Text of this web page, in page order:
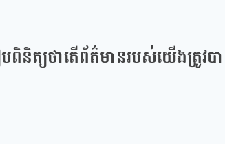
និត្យថាតើព័ត៌មានរបស់យើងត្រូវ